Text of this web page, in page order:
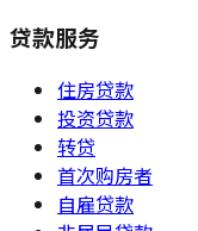
贷款服务
住房贷款
投资贷款
转贷
首次购房者
自雇贷款